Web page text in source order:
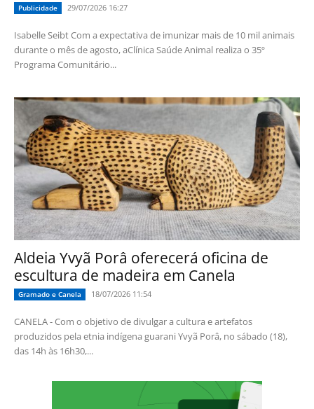
Publicidade 29/07/2026 16:27
Isabelle Seibt Com a expectativa de imunizar mais de 10 mil animais
durante o mês de agosto, aClínica Saúde Animal realiza o 35º
Programa Comunitário...
Aldeia Yvyã Porâ oferecerá oficina de
escultura de madeira em Canela
Gramado e Canela 18/07/2026 11:54
CANELA - Com o objetivo de divulgar a cultura e artefatos
produzidos pela etnia indígena guarani Yvyã Porâ, no sábado (18),
das 14h às 16h30,...